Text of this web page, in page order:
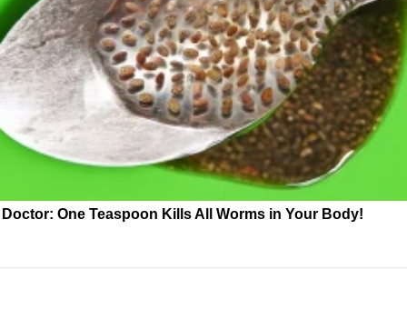
Doctor: One Teaspoon Kills All Worms in Your Body!